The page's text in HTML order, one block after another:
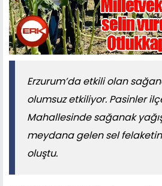
Erzurum’da etkili olan
olumsuz etkiliyor. Pasinler
Mahallesinde sağanak
meydana gelen sel
oluştu.